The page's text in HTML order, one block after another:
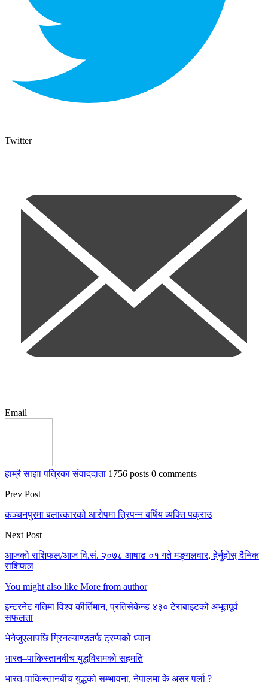
Twitter
Email
हाम्रै साझा पत्रिका संवाददाता 1756 posts 0 comments
Prev Post
कञ्चनपुरमा बलात्कारको आरोपमा त्रिपन्न बर्षिय व्यक्ति पक्राउ
Next Post
आजको राशिफल/आज वि.सं. २०७८ आषाढ ०१ गते मङ्गलवार, हेर्नुहोस् दैनिक
राशिफल
You might also like More from author
इन्टरनेट गतिमा विश्व कीर्तिमान, प्रतिसेकेन्ड ४३० टेराबाइटको अभूतपूर्व
सफलता
भेनेजुएलापछि ग्रिनल्याण्डतर्फ ट्रम्पको ध्यान
भारत–पाकिस्तानबीच युद्धविरामको सहमति
भारत-पाकिस्तानबीच युद्धको सम्भावना, नेपालमा के असर पर्ला ?